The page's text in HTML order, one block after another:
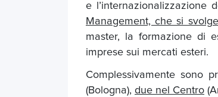
e l’internazionalizzazione
Management, che si
master, la formazione di
imprese sui mercati esteri.
Complessivamente sono
(Bologna), due nel Centro